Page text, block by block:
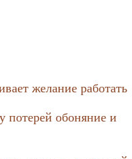
желание работать
потерей обоняние и